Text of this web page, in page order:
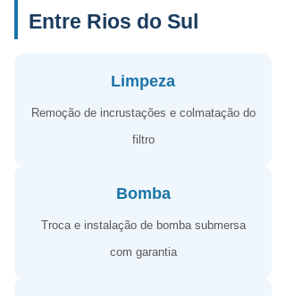
Entre Rios do Sul
Limpeza
Remoção de incrustações e colmatação do
filtro
Bomba
Troca e instalação de bomba submersa
com garantia